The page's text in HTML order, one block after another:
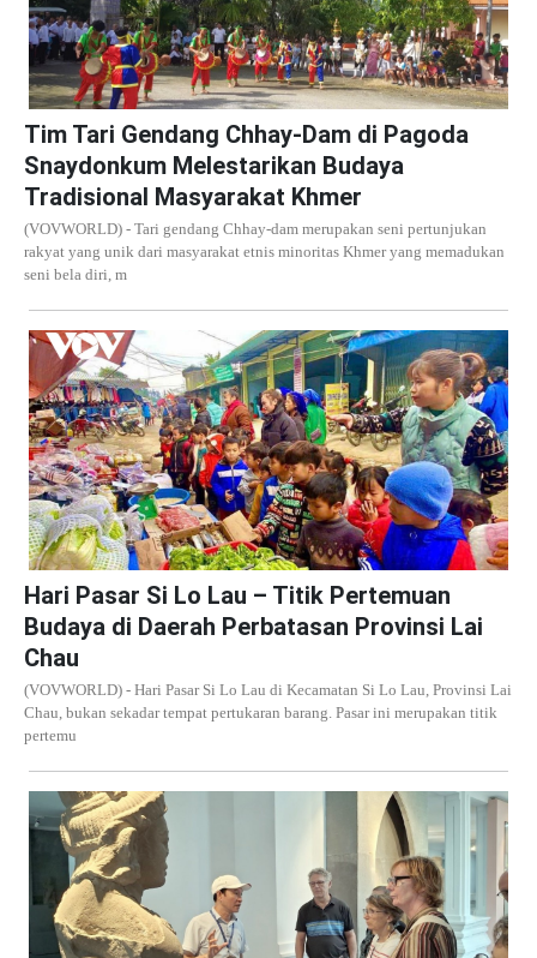
Tim Tari Gendang Chhay-Dam di Pagoda
Snaydonkum Melestarikan Budaya
Tradisional Masyarakat Khmer
(VOVWORLD) - Tari gendang Chhay-dam merupakan seni pertunjukan
rakyat yang unik dari masyarakat etnis minoritas Khmer yang memadukan
seni bela diri, m
Hari Pasar Si Lo Lau – Titik Pertemuan
Budaya di Daerah Perbatasan Provinsi Lai
Chau
(VOVWORLD) - Hari Pasar Si Lo Lau di Kecamatan Si Lo Lau, Provinsi Lai
Chau, bukan sekadar tempat pertukaran barang. Pasar ini merupakan titik
pertemu